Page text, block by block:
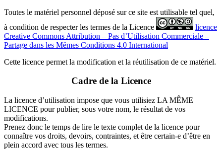
Toutes le matériel personnel déposé sur ce site est utilisable tel quel,
à condition de respecter les termes de la Licence
licence
Creative Commons Attribution – Pas d’Utilisation Commerciale –
Partage dans les Mêmes Conditions 4.0 International
Cette licence permet la modification et la réutilisation de ce matériel.
Cadre de la Licence
La licence d’utilisation impose que vous utilisiez LA MÊME
LICENCE pour publier, sous votre nom, le résultat de vos
modifications.
Prenez donc le temps de lire le texte complet de la licence pour
connaître vos droits, devoirs, contraintes, et être certain-e d’être en
plein accord avec tous les termes.